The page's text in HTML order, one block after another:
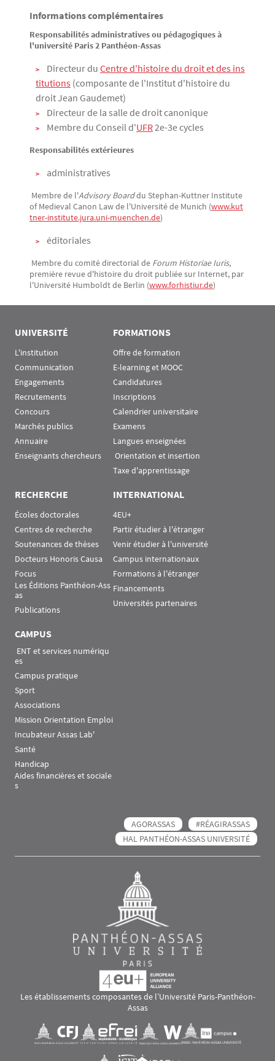
Informations complémentaires
Responsabilités administratives ou pédagogiques à
l'université Paris 2 Panthéon-Assas
Directeur du Centre d'histoire du droit et des ins
titutions (composante de l'Institut d'histoire du
droit Jean Gaudemet)
Directeur de la salle de droit canonique
Membre du Conseil d'UFR2e-3e cycles
Responsabilités extérieures
administratives
Membre de l'Advisory Boarddu Stephan-Kuttner Institute
of Medieval Canon Law de l'Université de Munich (www.kut
tner-institute.jura.uni-muenchen.de)
éditoriales
Membre du comité directorial de Forum Historiae Iuris,
première revue d'histoire du droit publiée sur Internet, par
l'Université Humboldt de Berlin (www.forhistiur.de)
UNIVERSITÉ
L'institution
Communication
Engagements
Recrutements
Concours
Marchés publics
Annuaire
Enseignants chercheurs
FORMATIONS
Offre de formation
E-learning et MOOC
Candidatures
Inscriptions
Calendrier universitaire
Examens
Langues enseignées
Orientation et insertion
Taxe d'apprentissage
RECHERCHE
Écoles doctorales
Centres de recherche
Soutenances de thèses
Docteurs Honoris Causa
Focus
Les Éditions Panthéon-Ass
as
Publications
INTERNATIONAL
4EU+
Partir étudier à l'étranger
Venir étudier à l'université
Campus internationaux
Formations à l'étranger
Financements
Universités partenaires
CAMPUS
es
Campus pratique
Sport
Associations
Mission Orientation Emploi
Incubateur Assas Lab'
Santé
Handicap
Aides financières et sociale
s
AGORASSAS
#RÉAGIRASSAS
HAL PANTHÉON-ASSAS UNIVERSITÉ
Les établissements composantes de l’Université Paris-Panthéon-
Assas
Visuel svgVisuel svg Visuel svgVisuel svg